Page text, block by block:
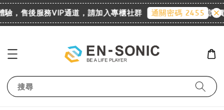
售後服務VIP通道，請加入專櫃社群 通關密碼 2455 詢價請
搜尋